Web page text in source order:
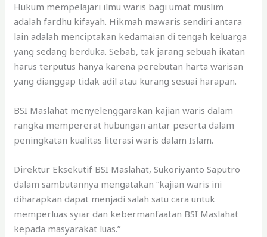
Hukum mempelajari ilmu waris bagi umat muslim
adalah fardhu kifayah. Hikmah mawaris sendiri antara
lain adalah menciptakan kedamaian di tengah keluarga
yang sedang berduka. Sebab, tak jarang sebuah ikatan
harus terputus hanya karena perebutan harta warisan
yang dianggap tidak adil atau kurang sesuai harapan.
BSI Maslahat menyelenggarakan kajian waris dalam
rangka mempererat hubungan antar peserta dalam
peningkatan kualitas literasi waris dalam Islam.
Direktur Eksekutif BSI Maslahat, Sukoriyanto Saputro
dalam sambutannya mengatakan “kajian waris ini
diharapkan dapat menjadi salah satu cara untuk
memperluas syiar dan kebermanfaatan BSI Maslahat
kepada masyarakat luas.”